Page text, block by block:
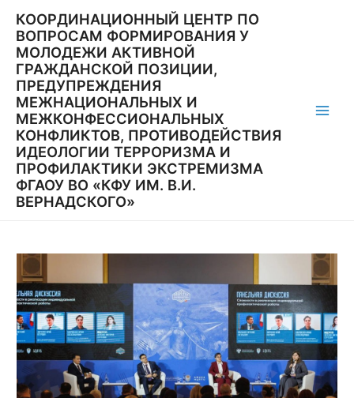
содержимому
КООРДИНАЦИОННЫЙ ЦЕНТР ПО
ВОПРОСАМ ФОРМИРОВАНИЯ У
МОЛОДЕЖИ АКТИВНОЙ
ГРАЖДАНСКОЙ ПОЗИЦИИ,
ПРЕДУПРЕЖДЕНИЯ
МЕЖНАЦИОНАЛЬНЫХ И
МЕЖКОНФЕССИОНАЛЬНЫХ
КОНФЛИКТОВ, ПРОТИВОДЕЙСТВИЯ
ИДЕОЛОГИИ ТЕРРОРИЗМА И
ПРОФИЛАКТИКИ ЭКСТРЕМИЗМА
ФГАОУ ВО «КФУ ИМ. В.И.
ВЕРНАДСКОГО»